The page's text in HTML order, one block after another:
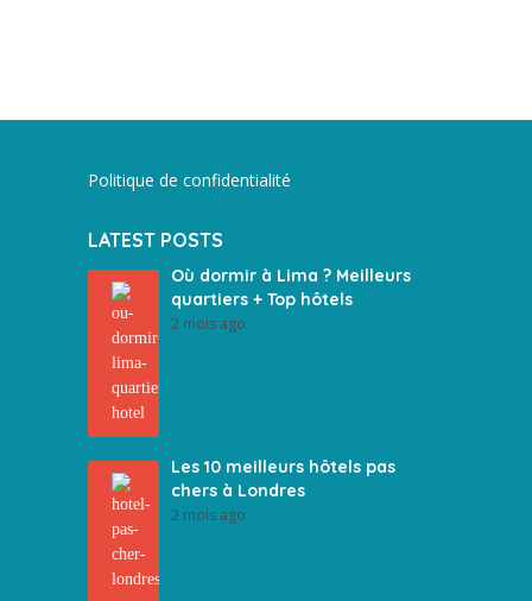
Politique de confidentialité
LATEST POSTS
Où dormir à Lima ? Meilleurs
quartiers + Top hôtels
2 mois ago
Les 10 meilleurs hôtels pas
chers à Londres
2 mois ago